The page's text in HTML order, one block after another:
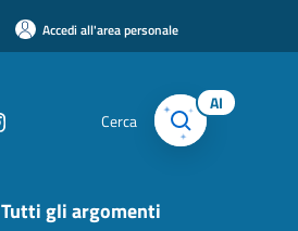
Accedi all'area personale
Cerca
AI
Tutti gli argomenti